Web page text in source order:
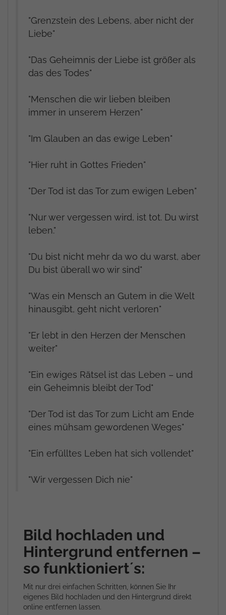
"Grenzstein des Lebens, aber nicht der
Liebe"
"Das Geheimnis der Liebe ist größer als
das des Todes"
"Menschen die wir lieben bleiben
immer in unserem Herzen"
"Im Glauben an das ewige Leben"
"Hier ruht in Gottes Frieden"
"Der Tod ist das Tor zum ewigen Leben"
"Nur wer vergessen wird, ist tot. Du wirst
leben."
"Du bist nicht mehr da wo du warst, aber
Du bist überall wo wir sind"
"Was ein Mensch an Gutem in die Welt
hinausgibt, geht nicht verloren"
"Er lebt in den Herzen der Menschen
weiter"
"Ein ewiges Rätsel ist das Leben – und
ein Geheimnis bleibt der Tod"
"Der Tod ist das Tor zum Licht am Ende
eines mühsam gewordenen Weges"
"Ein erfülltes Leben hat sich vollendet"
"Wir vergessen Dich nie"
Bild hochladen und
Hintergrund entfernen –
so funktioniert´s:
Mit nur drei einfachen Schritten, können Sie Ihr
eigenes Bild hochladen und den Hintergrund direkt
online entfernen lassen.